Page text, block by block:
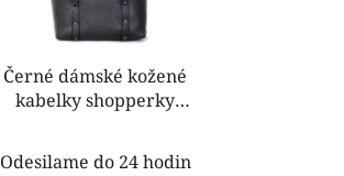
Černé dámské kožené
kabelky shopperky
Odesilame do 24 hodin